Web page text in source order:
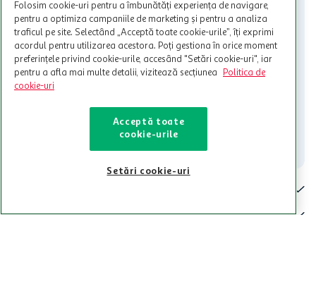
nu raspunde pentru imposibilitatea utilizarii Cardului in perioada in
care aceste este suspendat sau in perioada in care sunt efectuate
intretineri sau reparatii tehnice la sistemul de utilizarea al Cardului.
Contacteaza-ne!
021-9141 contact@auchan.ro
Contact
Cine suntem
Folosim cookie-uri pentru a îmbunătăți experiența de navigare,
pentru a optimiza campaniile de marketing și pentru a analiza
traficul pe site. Selectând „Acceptă toate cookie-urile”, îți exprimi
acordul pentru utilizarea acestora. Poți gestiona în orice moment
preferințele privind cookie-urile, accesând "Setări cookie-uri", iar
pentru a afla mai multe detalii, vizitează secțiunea
Politica de
cookie-uri
Acceptă toate
cookie-urile
Setări cookie-uri